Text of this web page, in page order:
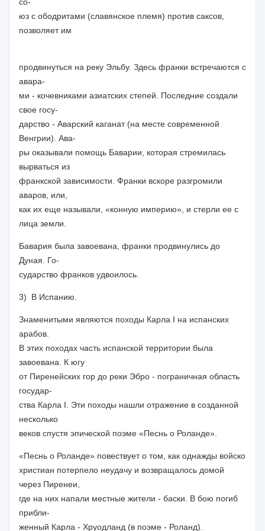
юз с ободритами (славянское племя) против саксов,
позволяет им
продвинуться на реку Эльбу. Здесь франки встречаются с
авара-
ми - кочевниками азиатских степей. Последние создали
свое госу-
дарство - Аварский каганат (на месте современной
Венгрии). Ава-
ры оказывали помощь Баварии, которая стремилась
вырваться из
франкской зависимости. Франки вскоре разгромили
аваров, или,
как их еще называли, «конную империю», и стерли ее с
лица земли.
Бавария была завоевана, франки продвинулись до
Дуная. Го-
сударство франков удвоилось.
3) В Испанию.
Знаменитыми являются походы Карла I на испанских
арабов.
В этих походах часть испанской территории была
завоевана. К югу
от Пиренейских гор до реки Эбро - пограничная область
государ-
ства Карла I. Эти походы нашли отражение в созданной
несколько
веков спустя эпической поэме «Песнь о Роланде».
«Песнь о Роланде» повествует о том, как однажды войско
христиан потерпело неудачу и возвращалось домой
через Пиренеи,
где на них напали местные жители - баски. В бою погиб
прибли-
женный Карла - Хруодланд (в поэме - Роланд).